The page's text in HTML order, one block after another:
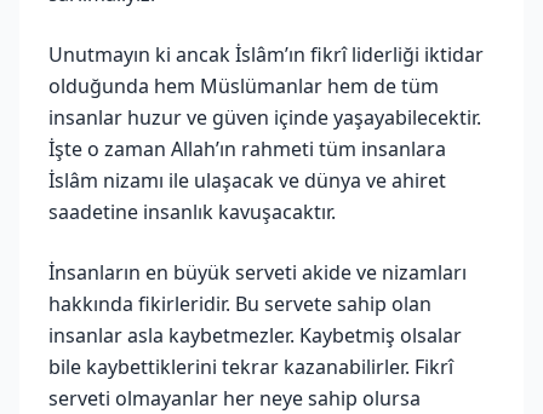
Unutmayın ki ancak İslâm’ın fikrî liderliği iktidar
olduğunda hem Müslümanlar hem de tüm
insanlar huzur ve güven içinde yaşayabilecektir.
İşte o zaman Allah’ın rahmeti tüm insanlara
İslâm nizamı ile ulaşacak ve dünya ve ahiret
saadetine insanlık kavuşacaktır.
İnsanların en büyük serveti akide ve nizamları
hakkında fikirleridir. Bu servete sahip olan
insanlar asla kaybetmezler. Kaybetmiş olsalar
bile kaybettiklerini tekrar kazanabilirler. Fikrî
serveti olmayanlar her neye sahip olursa